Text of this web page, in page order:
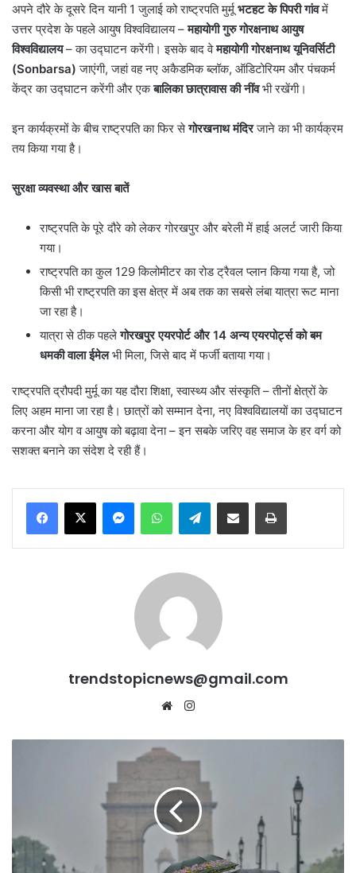
अपने दौरे के दूसरे दिन यानी 1 जुलाई को राष्ट्रपति मुर्मू भटहट के पिपरी गांवमें
उत्तर प्रदेश के पहले आयुष विश्वविद्यालय –महायोगी गुरु गोरक्षनाथ आयुष
विश्वविद्यालय– का उद्घाटन करेंगी। इसके बाद वेमहायोगी गोरक्षनाथ यूनिवर्सिटी
(Sonbarsa) जाएंगी, जहां वह नए अकैडमिक ब्लॉक, ऑडिटोरियम और पंचकर्म
केंद्र का उद्घाटन करेंगी और एकबालिका छात्रावास की नींवभी रखेंगी।
इन कार्यक्रमों के बीच राष्ट्रपति का फिर सेगोरखनाथ मंदिरजाने का भी कार्यक्रम
तय किया गया है।
सुरक्षा व्यवस्था और खास बातें
राष्ट्रपति के पूरे दौरे को लेकर गोरखपुर और बरेली में हाई अलर्ट जारी किया
गया।
राष्ट्रपति का कुल 129 किलोमीटर का रोड ट्रैवल प्लान किया गया है, जो
किसी भी राष्ट्रपति का इस क्षेत्र में अब तक का सबसे लंबा यात्रा रूट माना
जा रहा है।
यात्रा से ठीक पहलेगोरखपुर एयरपोर्ट और14 अन्य एयरपोर्ट्स को बम
धमकी वाला ईमेलभी मिला, जिसे बाद में फर्जी बताया गया।
राष्ट्रपति द्रौपदी मुर्मू का यह दौरा शिक्षा, स्वास्थ्य और संस्कृति – तीनों क्षेत्रों के
लिए अहम माना जा रहा है। छात्रों को सम्मान देना, नए विश्वविद्यालयों का उद्घाटन
करना और योग व आयुष को बढ़ावा देना – इन सबके जरिए वह समाज के हर वर्ग को
सशक्त बनाने का संदेश दे रही हैं।
MessengerWhatsAppTelegramShare via Email Print
trendstopicnews@gmail.com
Website
पहुंचा
Monsoon,